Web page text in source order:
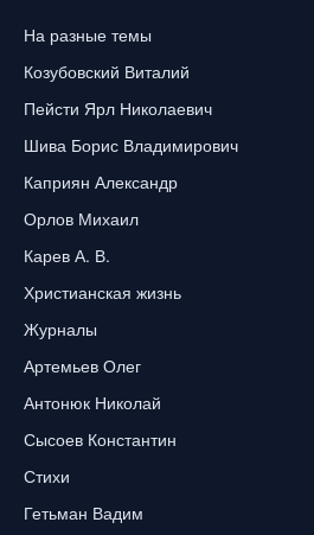
На разные темы
Козубовский Виталий
Пейсти Ярл Николаевич
Шива Борис Владимирович
Каприян Александр
Орлов Михаил
Карев А. В.
Христианская жизнь
Журналы
Артемьев Олег
Антонюк Николай
Сысоев Константин
Стихи
Гетьман Вадим